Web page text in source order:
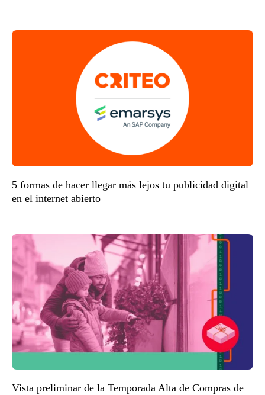
5 formas de hacer llegar más lejos tu publicidad digital
en el internet abierto
Vista preliminar de la Temporada Alta de Compras de